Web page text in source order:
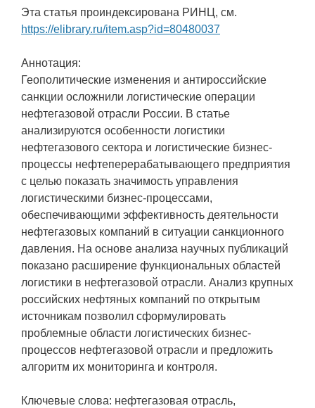
Эта статья проиндексирована РИНЦ, см.
https://elibrary.ru/item.asp?id=80480037
Аннотация:
Геополитические изменения и антироссийские
санкции осложнили логистические операции
нефтегазовой отрасли России. В статье
анализируются особенности логистики
нефтегазового сектора и логистические бизнес-
процессы нефтеперерабатывающего предприятия
с целью показать значимость управления
логистическими бизнес-процессами,
обеспечивающими эффективность деятельности
нефтегазовых компаний в ситуации санкционного
давления. На основе анализа научных публикаций
показано расширение функциональных областей
логистики в нефтегазовой отрасли. Анализ крупных
российских нефтяных компаний по открытым
источникам позволил сформулировать
проблемные области логистических бизнес-
процессов нефтегазовой отрасли и предложить
алгоритм их мониторинга и контроля.
Ключевые слова: нефтегазовая отрасль,